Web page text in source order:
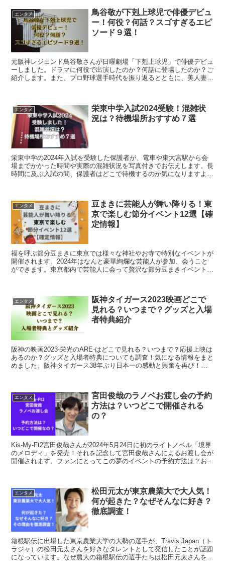
エンタメ
鳥谷敬が下剋上球児で俳優デビュ
ー！何役？何話？スゴすぎるエピ
ソード９選！
元阪神レジェンド鳥谷敬さんが日曜劇場「下剋上球児」で俳優デビュ
ーしました。ドラマに何役で出演したのか？何話に登場したのか？ご
紹介します。また、プロ野球選手時代を振り返るとともに、美人妻と
エンタメ
栄東中学入試2024受験！混雑状
況は？待機場所おすすめ７選
栄東中学の2024年入試を受験した保護者が、電車や東大宮駅から会
場までかかった時間や実際の混雑状況を写真付きでお伝えします。長
時間に及ぶ入試の間、保護者はどこで待機するのか気になりますよ
エンタメ
豆まきに芸能人が舞い降りる！東
京で楽しむ節分イベント12選【確
定情報】
福を呼ぶ節分豆まきに東京では様々な神社やお寺で特別なイベントが
開催されます。2024年はなんと豪華絢爛な芸能人が参加、会うこと
ができます。東京都内で芸能人に会って贅沢な節分豆まきイベントを
エンタメ
阪神タイガース2023映画どこで
見れる？いつまで？グッズと入場
者特典紹介
阪神の映画2023-栄光のARE-はどこで見れる？いつまで？応援上映は
あるのか？グッズと入場者特典についても調査！気になる情報をまと
めました。阪神タイガース38年ぶり日本一の感動と興奮を再び！
エンタメ
宮田俊哉のラノベお渡し会の予約
方法は？いつどこで開催される
の？
Kis-My-Ft2宮田俊哉さんが2024年5月24日に初のライトノベル「境界
のメロディ」を発売！それを記念して宮田俊哉さんによるお渡し会が
開催されます。ファンにとってこの夢のイベントの予約方法は？お渡
エンタメ
松田元太が東京農業大で大人気！
何が起きた？なぜそんなに好き？
徹底調査！
箱根駅伝に出場した東京農業大学の大勢の選手が、Travis Japan（ト
ラジャ）の松田元太さんを好きなタレントとして発信したことが話題
になっています。なぜ農大の箱根駅伝の選手たちは松田元太さんをそ